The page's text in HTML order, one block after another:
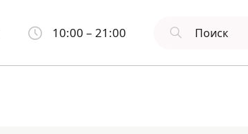
10:00 – 21:00